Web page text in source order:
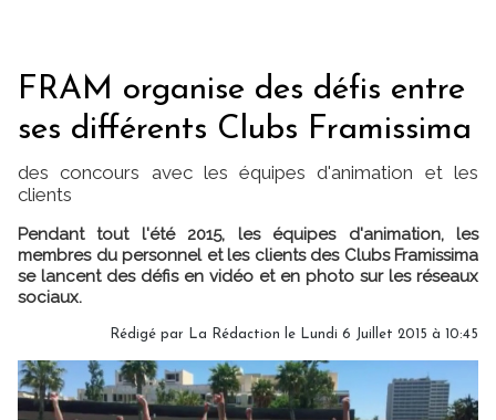
FRAM organise des défis entre
ses différents Clubs Framissima
des concours avec les équipes d'animation et les
clients
Pendant tout l'été 2015, les équipes d'animation, les
membres du personnel et les clients des Clubs Framissima
se lancent des défis en vidéo et en photo sur les réseaux
sociaux.
Rédigé par La Rédaction le Lundi 6 Juillet 2015 à 10:45